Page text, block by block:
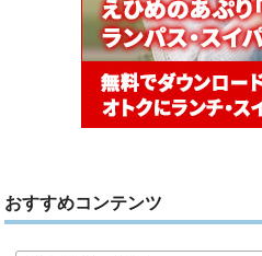
おすすめコンテンツ